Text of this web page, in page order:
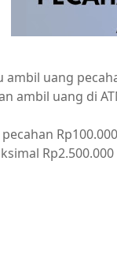
uang
ambil uang di